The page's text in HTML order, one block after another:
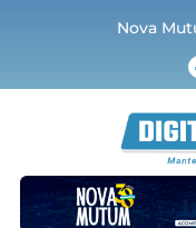
Nova